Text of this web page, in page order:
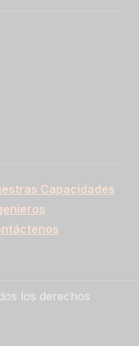
Capacidades
los derechos